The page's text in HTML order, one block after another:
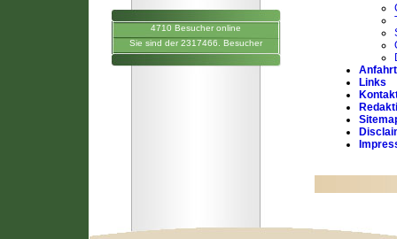
4710 Besucher online
Sie sind der 2317466. Besucher
Anfahrt
Links